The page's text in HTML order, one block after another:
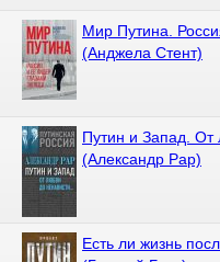
Мир Путина.
(Анджела Стент)
Путин и Запад. От
(Александр Рар)
Есть ли жизнь